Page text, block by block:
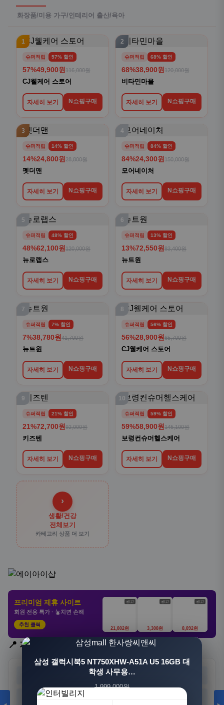
화장품/미용 가구/인테리어 출산/육아
1
슈퍼적립 57% 할인
57%49,900원 116,000원
CJ웰케어 스토어
자세히 보기 N쇼핑구매
2
슈퍼적립 68% 할인
68%38,900원 120,000원
비타민마을
자세히 보기 N쇼핑구매
3
슈퍼적립 14% 할인
14%24,800원 28,800원
펫더맨
자세히 보기 N쇼핑구매
4
슈퍼적립 84% 할인
84%24,300원 150,000원
모어네이처
자세히 보기 N쇼핑구매
5
슈퍼적립 48% 할인
48%62,100원 120,000원
뉴로랩스
자세히 보기 N쇼핑구매
6
슈퍼적립 13% 할인
13%72,550원 83,400원
뉴트원
자세히 보기 N쇼핑구매
7
슈퍼적립 7% 할인
7%38,780원 41,700원
뉴트원
자세히 보기 N쇼핑구매
8
슈퍼적립 56% 할인
56%28,900원 65,700원
CJ웰케어 스토어
자세히 보기 N쇼핑구매
9
슈퍼적립 21% 할인
21%72,700원 92,000원
키즈텐
자세히 보기 N쇼핑구매
10
슈퍼적립 59% 할인
59%58,900원 145,100원
보령컨슈머헬스케어
자세히 보기 N쇼핑구매
›
생활/건강
전체보기
카테고리 상품 더 보기
프리미엄 제휴 사이트
회원 전용 특가 · 놓치면 손해
추천 클릭
광고
21,802원
광고
3,308원
광고
8,892원
📍 지역 선택
부산 대구
광주 대전 세종
[3+1] 동국제약 마이핏 V 활성엽산 임신준비 임산
부영양 30정, 4개
100,000원
삼성 갤럭시북5 NT750XHW-A51A U5 16GB 대
학생 사무용…
1,999,000원